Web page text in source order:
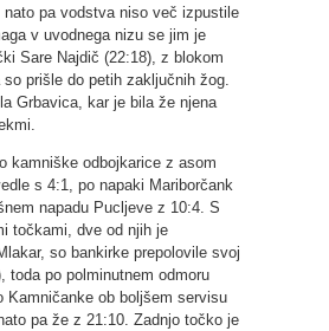
nato pa vodstva niso več izpustile
v uvodnega nizu se jim je
Sare Najdič (22:18), z blokom
prišle do petih zaključnih žog.
Grbavica, kar je bila že njena
kamniške odbojkarice z asom
s 4:1, po napaki Mariborčank
napadu Pucljeve z 10:4. S
točkami, dve od njih je
so bankirke prepolovile svoj
toda po polminutnem odmoru
Kamničanke ob boljšem servisu
pa že z 21:10. Zadnjo točko je